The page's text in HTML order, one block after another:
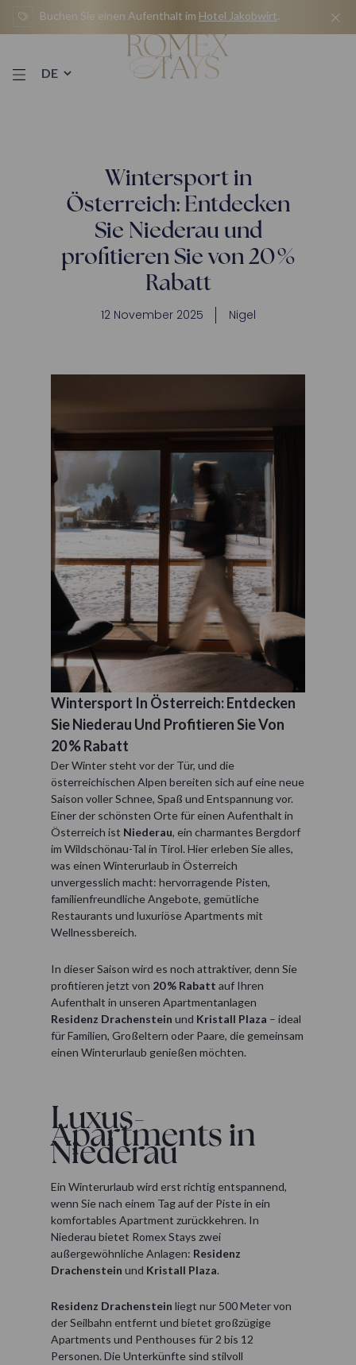
Zum
Inhalt
Buchen Sie einen Aufenthalt im Hotel Jakobwirt.
Wintersport in
Österreich: Entdecken
Sie Niederau und
profitieren Sie von 20 %
Rabatt
12 November 2025 Nigel
Wintersport In Österreich: Entdecken
Sie Niederau Und Profitieren Sie Von
20 % Rabatt
Der Winter steht vor der Tür, und die
österreichischen Alpen bereiten sich auf eine neue
Saison voller Schnee, Spaß und Entspannung vor.
Einer der schönsten Orte für einen Aufenthalt in
Österreich ist Niederau, ein charmantes Bergdorf
im Wildschönau-Tal in Tirol. Hier erleben Sie alles,
was einen Winterurlaub in Österreich
unvergesslich macht: hervorragende Pisten,
familienfreundliche Angebote, gemütliche
Restaurants und luxuriöse Apartments mit
Wellnessbereich.
In dieser Saison wird es noch attraktiver, denn Sie
profitieren jetzt von 20 % Rabatt auf Ihren
Aufenthalt in unseren Apartmentanlagen
Residenz Drachenstein und Kristall Plaza – ideal
für Familien, Großeltern oder Paare, die gemeinsam
einen Winterurlaub genießen möchten.
Luxus-
Apartments in
Niederau
Ein Winterurlaub wird erst richtig entspannend,
wenn Sie nach einem Tag auf der Piste in ein
komfortables Apartment zurückkehren. In
Niederau bietet Romex Stays zwei
außergewöhnliche Anlagen: Residenz
Drachenstein und Kristall Plaza.
Residenz Drachenstein liegt nur 500 Meter von
der Seilbahn entfernt und bietet großzügige
Apartments und Penthouses für 2 bis 12
Personen. Die Unterkünfte sind stilvoll